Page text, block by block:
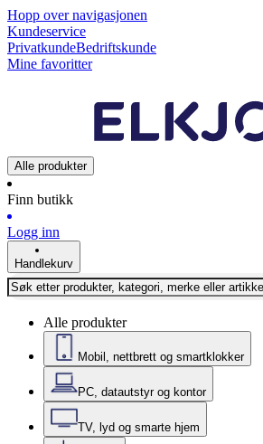
Hopp over navigasjonen
Kundeservice
PrivatkundeBedriftskunde
Mine favoritter
Alle produkter
Finn butikk
Logg inn
Handlekurv
Alle produkter
Mobil, nettbrett og smartklokker
PC, datautstyr og kontor
TV, lyd og smarte hjem